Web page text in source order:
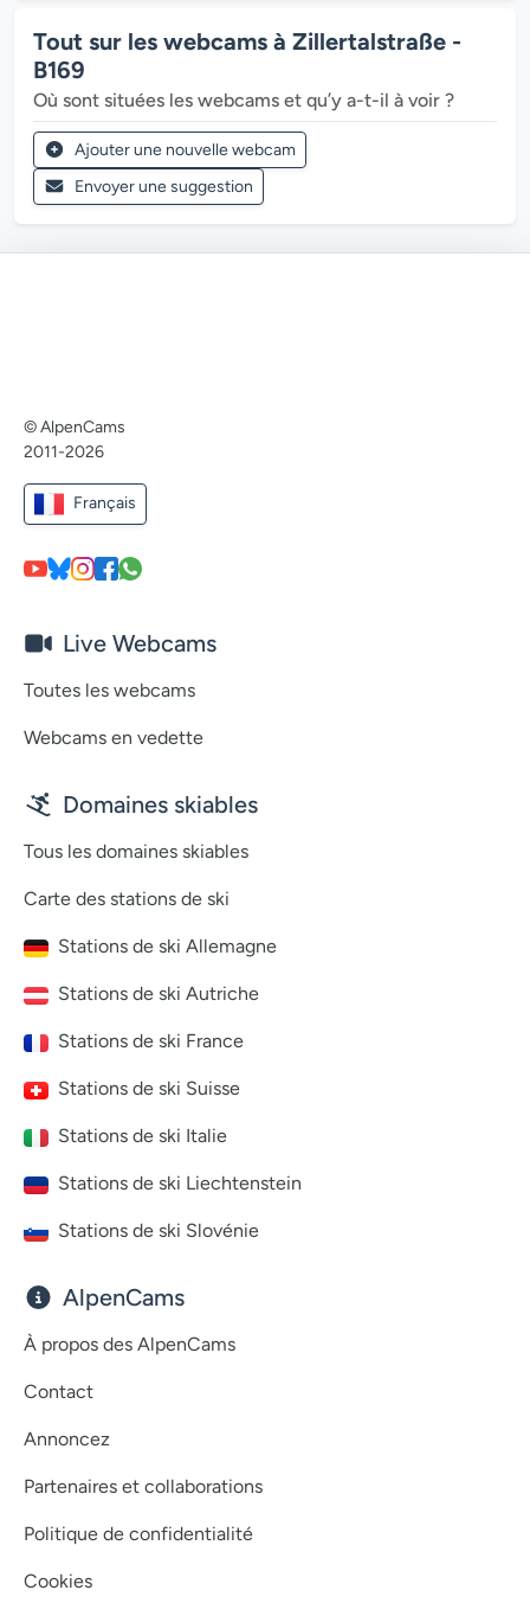
Tout sur les webcams à Zillertalstraße -
B169
Où sont situées les webcams et qu’y a-t-il à voir ?
Ajouter une nouvelle webcam
Envoyer une suggestion
© AlpenCams
2011-2026
Français
Live Webcams
Toutes les webcams
Webcams en vedette
Domaines skiables
Tous les domaines skiables
Carte des stations de ski
Stations de ski Allemagne
Stations de ski Autriche
Stations de ski France
Stations de ski Suisse
Stations de ski Italie
Stations de ski Liechtenstein
Stations de ski Slovénie
AlpenCams
À propos des AlpenCams
Contact
Annoncez
Partenaires et collaborations
Politique de confidentialité
Cookies